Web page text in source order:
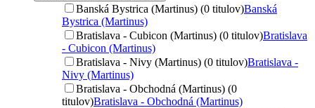
Banská Bystrica (Martinus) (0 titulov)Banská
Bystrica (Martinus)
Bratislava - Cubicon (Martinus) (0 titulov)Bratislava
- Cubicon (Martinus)
Bratislava - Nivy (Martinus) (0 titulov)Bratislava -
Nivy (Martinus)
Bratislava - Obchodná (Martinus) (0
titulov)Bratislava - Obchodná (Martinus)